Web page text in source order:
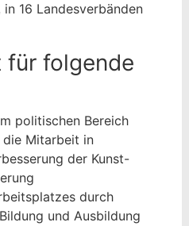
16 Landesverbänden
für folgende
politischen Bereich
die Mitarbeit in
der Kunst-
durch
und Ausbildung